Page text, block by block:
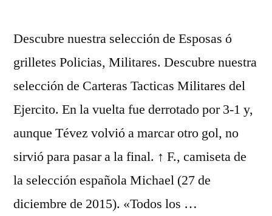
Descubre nuestra selección de Esposas ó
grilletes Policias, Militares. Descubre nuestra
selección de Carteras Tacticas Militares del
Ejercito. En la vuelta fue derrotado por 3-1 y,
aunque Tévez volvió a marcar otro gol, no
sirvió para pasar a la final. ↑ F., camiseta de
la selección española Michael (27 de
diciembre de 2015). «Todos los …